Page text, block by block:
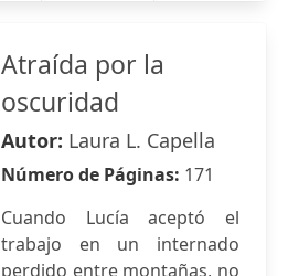
Atraída por la
oscuridad
Autor: Laura L. Capella
Número de Páginas: 171
Cuando Lucía aceptó el
trabajo en un internado
perdido entre montañas, no